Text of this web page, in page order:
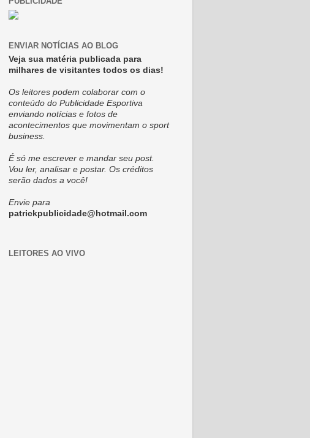
ENVIAR NOTÍCIAS AO BLOG
Veja sua matéria publicada para
milhares de visitantes todos os dias!
Os leitores podem colaborar com o
conteúdo do Publicidade Esportiva
enviando notícias e fotos de
acontecimentos que movimentam o sport
business.
É só me escrever e mandar seu post.
Vou ler, analisar e postar. Os créditos
serão dados a você!
Envie para
patrickpublicidade@hotmail.com
LEITORES AO VIVO